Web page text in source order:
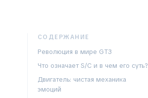
СОДЕРЖАНИЕ
Революция в мире GT3
Что означает S/C и в чем его суть?
Двигатель: чистая механика
эмоций